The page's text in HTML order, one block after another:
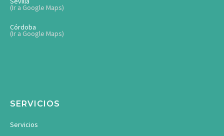
(Ir a Google Maps)
Córdoba
(Ir a Google Maps)
SERVICIOS
Servicios